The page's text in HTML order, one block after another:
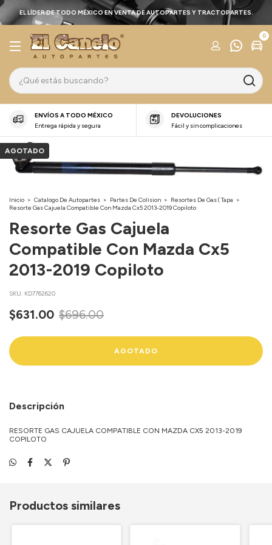
EL LÍDER DE TODO MÉXICO EN VENTA DE AUTOPARTES Y TRACTOPARTES.
0
ENVÍOS A TODO MÉXICO
Entrega rápida y segura
DEVOLUCIONES
Fácil y sin complicaciones
AGOTADO
Inicio > Catalogo De Autopartes > Partes De Colision > Resortes De Gas ( Tapa >
Resorte Gas Cajuela Compatible Con Mazda Cx5 2013-2019 Copiloto
Resorte Gas Cajuela
Compatible Con Mazda Cx5
2013-2019 Copiloto
SKU: KD7762620
$631.00 $696.00
Descripción
RESORTE GAS CAJUELA COMPATIBLE CON MAZDA CX5 2013-2019
COPILOTO
Productos similares